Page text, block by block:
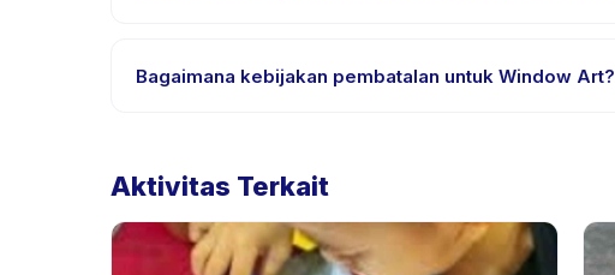
Bagaimana kebijakan pembatalan untuk Window Art?
Aktivitas Terkait